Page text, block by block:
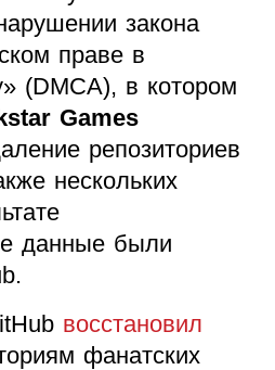
закона
праве в
(DMCA), в котором
Games
репозиториев
нескольких
данные были
восстановил
фанатских